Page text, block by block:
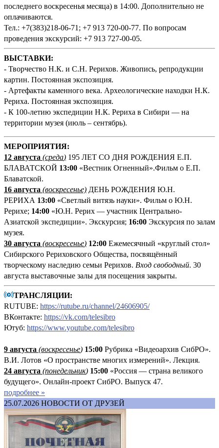
последнего воскресенья месяца) в 14:00. Дополнительно не
оплачиваются.
Тел.: +7(383)218-06-71; +7 913 720-00-77. По вопросам
проведения экскурсий: +7 913 727-00-05.
ВЫСТАВКИ:
- Творчество Н.К. и С.Н. Рерихов. Живопись, репродукции
картин. Постоянная экспозиция.
- Артефакты каменного века. Археологические находки Н.К.
Рериха. Постоянная экспозиция.
- К 100-летию экспедиции Н.К. Рериха в Сибири — на
территории музея (июль – сентябрь).
МЕРОПРИЯТИЯ:
12 августа (среда) 195 ЛЕТ СО ДНЯ РОЖДЕНИЯ Е.П.
БЛАВАТСКОЙ 13:00 «Вестник Огненный».Фильм о Е.П.
Блаватской.
16 августа (воскресенье) ДЕНЬ РОЖДЕНИЯ Ю.Н.
РЕРИХА 13:00 «Светлый витязь науки». Фильм о Ю.Н.
Рерихе; 14:00 «Ю.Н. Рерих — участник Центрально-
Азиатской экспедиции». Экскурсия; 16:00 Экскурсия по залам
музея.
30 августа (воскресенье) 12:00 Ежемесячный «круглый стол»
Сибирского Рериховского Общества, посвящённый
творческому наследию семьи Рерихов. Вход свободный. 30
августа выставочные залы для посещения закрыты.
ТРАНСЛЯЦИИ:
RUTUBE: https://rutube.ru/channel/24606905/
ВКонтакте: https://vk.com/telesibro
Ютуб: https://www.youtube.com/telesibro
9 августа (воскресенье) 15:00 Рубрика «Видеоархив СибРО».
В.И. Лотов «О пространстве многих измерений». Лекция.
24 августа (понедельник) 15:00 «Россия — страна великого
будущего». Онлайн-проект СибРО. Выпуск 47.
подробнее »
25.07.2026 НОВОСТИ ОТ ДРУЗЕЙ